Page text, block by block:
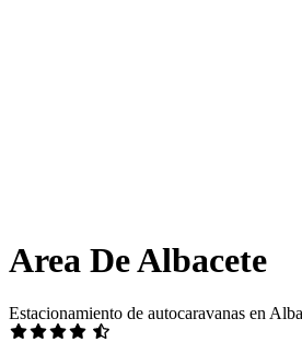
Area De Albacete
Estacionamiento de autocaravanas en